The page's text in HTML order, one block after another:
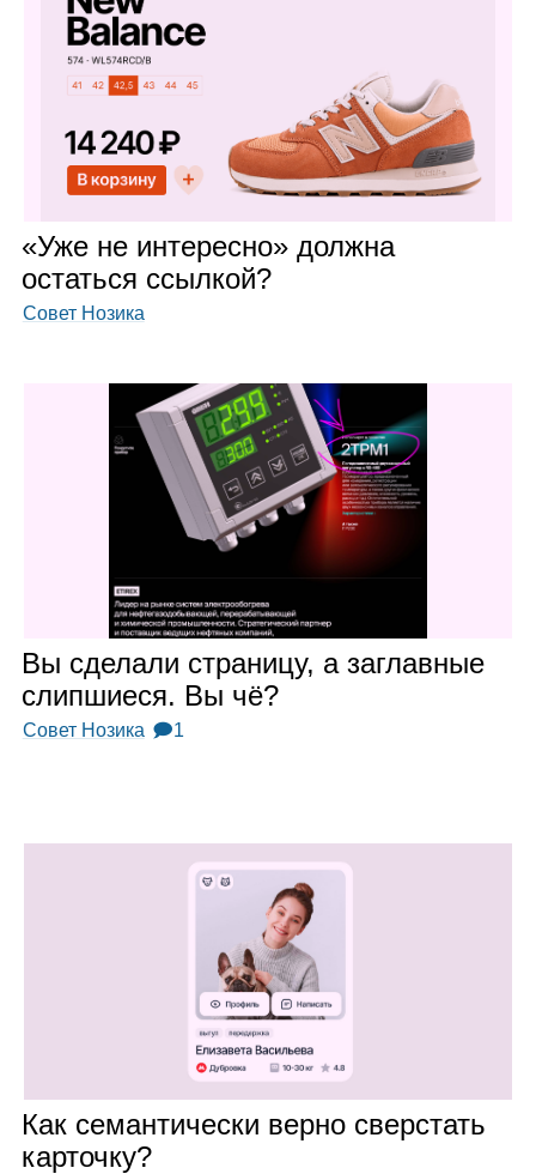
«Уже не инте­ресно» должна
остаться ссыл­кой?
Совет Нозика
Вы сде­лали стра­ницу, а заглав­ные
слип­ши­еся. Вы чё?
Совет Нозика 🗩1
Как семан­ти­че­ски верно свер­стать
кар­точку?